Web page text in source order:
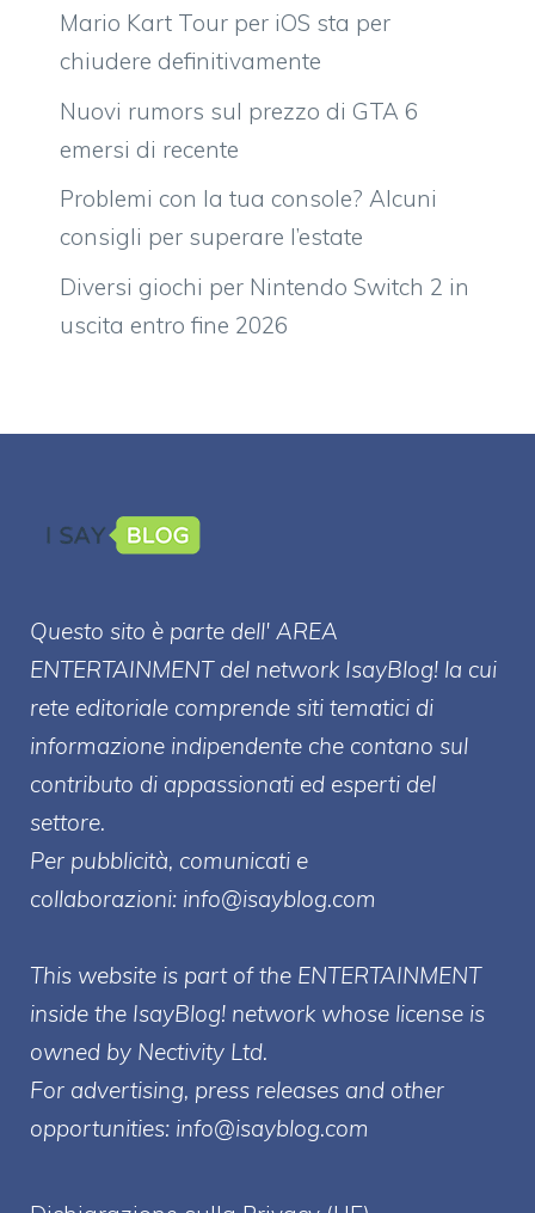
Mario Kart Tour per iOS sta per
chiudere definitivamente
Nuovi rumors sul prezzo di GTA 6
emersi di recente
Problemi con la tua console? Alcuni
consigli per superare l’estate
Diversi giochi per Nintendo Switch 2 in
uscita entro fine 2026
Questo sito è parte dell' AREA
ENTERTAINMENT del network IsayBlog! la cui
rete editoriale comprende siti tematici di
informazione indipendente che contano sul
contributo di appassionati ed esperti del
settore.
Per pubblicità, comunicati e
collaborazioni: info@isayblog.com
This website is part of the ENTERTAINMENT
inside the IsayBlog! network whose license is
owned by Nectivity Ltd.
For advertising, press releases and other
opportunities: info@isayblog.com